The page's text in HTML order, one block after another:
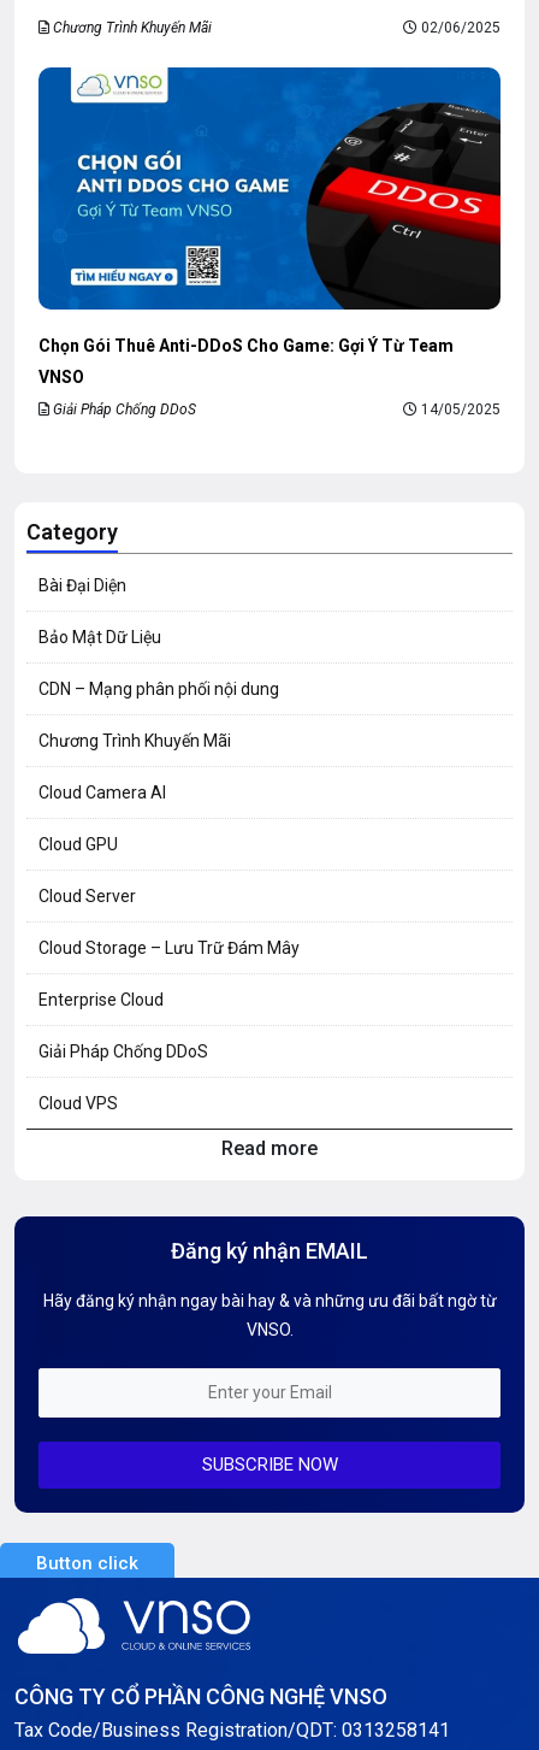
Chương Trình Khuyến Mãi 02/06/2025
Chọn Gói Thuê Anti-DDoS Cho Game: Gợi Ý Từ Team
VNSO
Giải Pháp Chống DDoS 14/05/2025
Category
Bài Đại Diện
Bảo Mật Dữ Liệu
CDN – Mạng phân phối nội dung
Chương Trình Khuyến Mãi
Cloud Camera AI
Cloud GPU
Cloud Server
Cloud Storage – Lưu Trữ Đám Mây
Enterprise Cloud
Giải Pháp Chống DDoS
Cloud VPS
Hướng dẫn Tên miền
Kiến thức AI
Mỗi tuần 01 Server
Server Dedicated (Máy chủ riêng)
Server GPU
Server Windows
Notification
Read more
Đăng ký nhận EMAIL
Hãy đăng ký nhận ngay bài hay & và những ưu đãi bất ngờ từ
VNSO.
SUBSCRIBE NOW
Button click
CÔNG TY CỔ PHẦN CÔNG NGHỆ VNSO
Tax Code/Business Registration/QDT: 0313258141